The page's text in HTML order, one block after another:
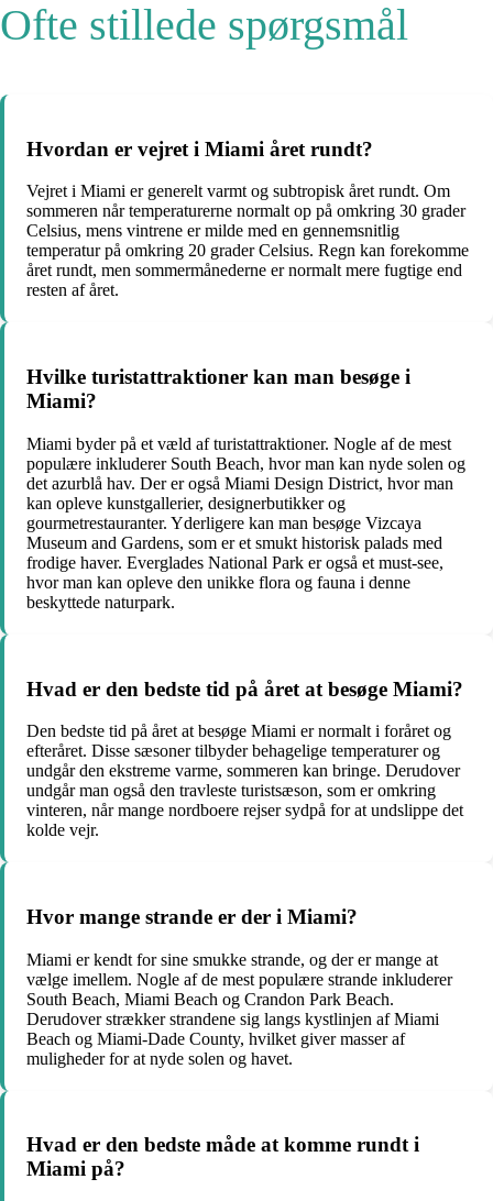
Ofte stillede spørgsmål
Hvordan er vejret i Miami året rundt?
Vejret i Miami er generelt varmt og subtropisk året rundt. Om
sommeren når temperaturerne normalt op på omkring 30 grader
Celsius, mens vintrene er milde med en gennemsnitlig
temperatur på omkring 20 grader Celsius. Regn kan forekomme
året rundt, men sommermånederne er normalt mere fugtige end
resten af året.
Hvilke turistattraktioner kan man besøge i
Miami?
Miami byder på et væld af turistattraktioner. Nogle af de mest
populære inkluderer South Beach, hvor man kan nyde solen og
det azurblå hav. Der er også Miami Design District, hvor man
kan opleve kunstgallerier, designerbutikker og
gourmetrestauranter. Yderligere kan man besøge Vizcaya
Museum and Gardens, som er et smukt historisk palads med
frodige haver. Everglades National Park er også et must-see,
hvor man kan opleve den unikke flora og fauna i denne
beskyttede naturpark.
Hvad er den bedste tid på året at besøge Miami?
Den bedste tid på året at besøge Miami er normalt i foråret og
efteråret. Disse sæsoner tilbyder behagelige temperaturer og
undgår den ekstreme varme, sommeren kan bringe. Derudover
undgår man også den travleste turistsæson, som er omkring
vinteren, når mange nordboere rejser sydpå for at undslippe det
kolde vejr.
Hvor mange strande er der i Miami?
Miami er kendt for sine smukke strande, og der er mange at
vælge imellem. Nogle af de mest populære strande inkluderer
South Beach, Miami Beach og Crandon Park Beach.
Derudover strækker strandene sig langs kystlinjen af Miami
Beach og Miami-Dade County, hvilket giver masser af
muligheder for at nyde solen og havet.
Hvad er den bedste måde at komme rundt i
Miami på?